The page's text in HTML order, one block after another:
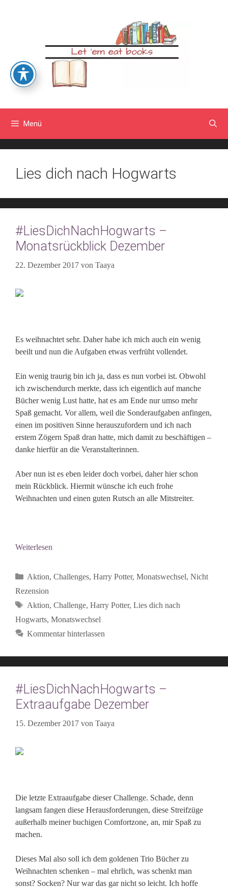
Menü
Lies dich nach Hogwarts
#LiesDichNachHogwarts –
Monatsrückblick Dezember
22. Dezember 2017 von Taaya
Es weihnachtet sehr. Daher habe ich mich auch ein wenig
beeilt und nun die Aufgaben etwas verfrüht vollendet.
Ein wenig traurig bin ich ja, dass es nun vorbei ist. Obwohl
ich zwischendurch merkte, dass ich eigentlich auf manche
Bücher wenig Lust hatte, hat es am Ende nur umso mehr
Spaß gemacht. Vor allem, weil die Sonderaufgaben anfingen,
einen im positiven Sinne herauszufordern und ich nach
erstem Zögern Spaß dran hatte, mich damit zu beschäftigen –
danke hierfür an die Veranstalterinnen.
Aber nun ist es eben leider doch vorbei, daher hier schon
mein Rückblick. Hiermit wünsche ich euch frohe
Weihnachten und einen guten Rutsch an alle Mitstreiter.
Weiterlesen
Kategorien
Aktion, Challenges, Harry Potter, Monatswechsel, Nicht
Rezension
Schlagwörter
Aktion, Challenge, Harry Potter, Lies dich nach
Hogwarts, Monatswechsel
Kommentar hinterlassen
#LiesDichNachHogwarts –
Extraaufgabe Dezember
15. Dezember 2017 von Taaya
Die letzte Extraaufgabe dieser Challenge. Schade, denn
langsam fangen diese Herausforderungen, diese Streifzüge
außerhalb meiner buchigen Comfortzone, an, mir Spaß zu
machen.
Dieses Mal also soll ich dem goldenen Trio Bücher zu
Weihnachten schenken – mal ehrlich, was schenkt man
sonst? Socken? Nur war das gar nicht so leicht. Ich hoffe